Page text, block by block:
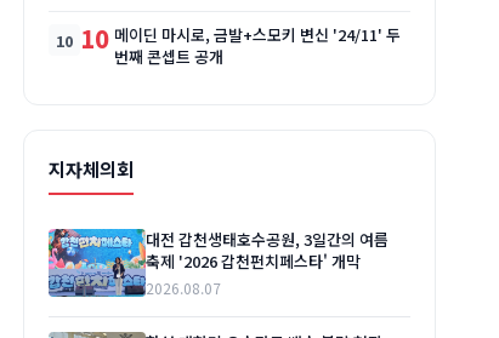
10 메이딘 마시로, 금발+스모키 변신 '24/11' 두
번째 콘셉트 공개
지자체의회
대전 갑천생태호수공원, 3일간의 여름
축제 '2026 갑천펀치페스타' 개막
2026.08.07